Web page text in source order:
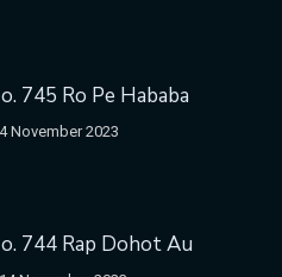
745 Ro Pe Hababa
November 2023
744 Rap Dohot Au